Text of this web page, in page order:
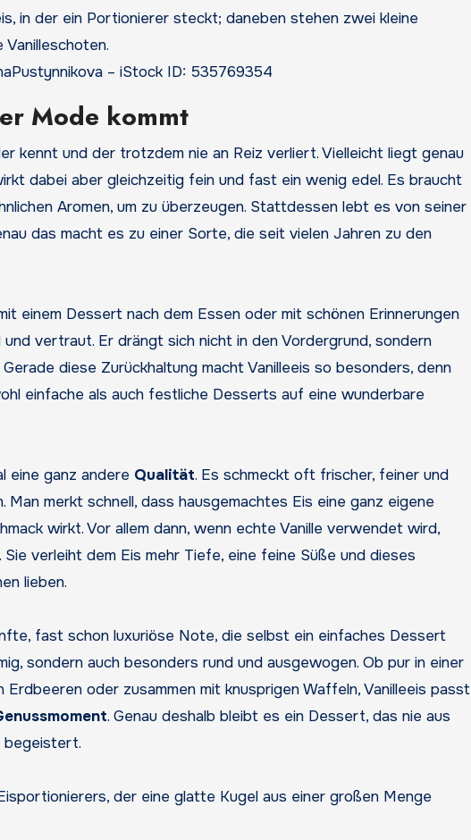
– iStock ID: 535769354
Mode kommt
kennt und der trotzdem nie an Reiz verliert. Vielleicht liegt genau
dabei aber gleichzeitig fein und fast ein wenig edel. Es braucht
Aromen, um zu überzeugen. Stattdessen lebt es von seiner
das macht es zu einer Sorte, die seit vielen Jahren zu den
einem Dessert nach dem Essen oder mit schönen Erinnerungen
vertraut. Er drängt sich nicht in den Vordergrund, sondern
diese Zurückhaltung macht Vanilleeis so besonders, denn
einfache als auch festliche Desserts auf eine wunderbare
eine ganz andere Qualität. Es schmeckt oft frischer, feiner und
merkt schnell, dass hausgemachtes Eis eine ganz eigene
wirkt. Vor allem dann, wenn echte Vanille verwendet wird,
verleiht dem Eis mehr Tiefe, eine feine Süße und dieses
lieben.
fast schon luxuriöse Note, die selbst ein einfaches Dessert
sondern auch besonders rund und ausgewogen. Ob pur in einer
Erdbeeren oder zusammen mit knusprigen Waffeln, Vanilleeis passt
. Genau deshalb bleibt es ein Dessert, das nie aus
begeistert.